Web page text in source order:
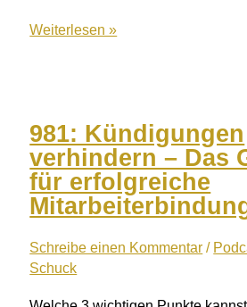
982:
Wie
man
das
Geschaft
verlasst
ohne
es
Weiterlesen »
981: Kündigungen
verhindern – Das
für erfolgreiche
Schreibe einen Kommentar /
Schuck